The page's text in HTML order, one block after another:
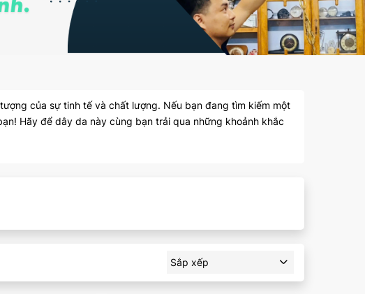
của sự tinh tế và chất lượng. Nếu bạn đang tìm kiếm một
Hãy để dây da này cùng bạn trải qua những khoảnh khắc
Sắp xếp